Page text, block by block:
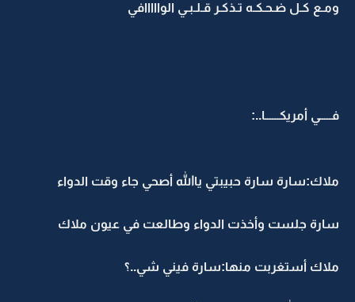
ومـع كـل ضـحـكـه تـذكـر قـلـبـي الوااااافي
فـــــي أمريكــــــا..:
ملاك:سارة سارة حبيبتي ياالله أصحي جاء وقت الدواء
سارة جلست وأخذت الدواء وطالعت في عيون ملاك
ملاك أستغربت منها:سارة فيني شي..؟